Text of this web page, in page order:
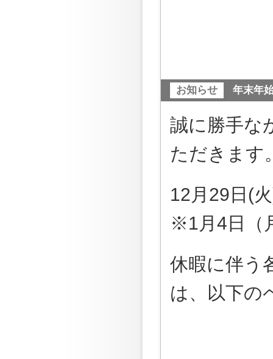
お知らせ 年末年
誠に勝手な
ただきます
12月29日(
※1月4日（
休暇に伴う
は、以下の